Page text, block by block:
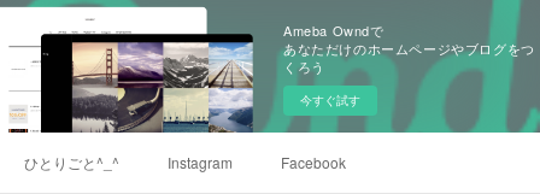
Ameba Owndで
あなただけのホームページやブログをつ
くろう
今すぐ試す
ひとりごと^_^ Instagram Facebook